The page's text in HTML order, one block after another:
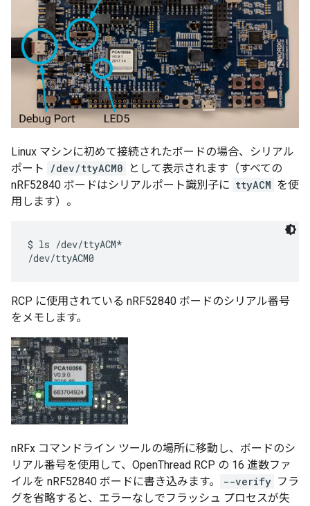
Linux マシンに初めて接続されたボードの場合、シリアル
ポート
/dev/ttyACM0
として表示されます（すべての
nRF52840 ボードはシリアルポート識別子に ttyACM を使
用します）。
$ ls /dev/ttyACM*
RCP に使用されている nRF52840 ボードのシリアル番号
をメモします。
nRFx コマンドライン ツールの場所に移動し、ボードのシ
リアル番号を使用して、OpenThread RCP の 16 進数ファ
イルを nRF52840 ボードに書き込みます。
--verify フラ
グを省略すると、エラーなしでフラッシュ プロセスが失